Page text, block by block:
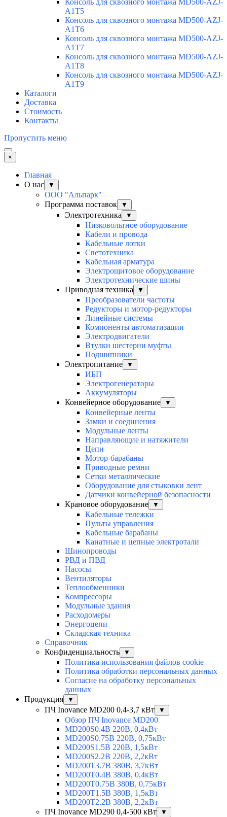
Консоль для сквозного монтажа MD500-AZJ-
A1T5
Консоль для сквозного монтажа MD500-AZJ-
A1T6
Консоль для сквозного монтажа MD500-AZJ-
A1T7
Консоль для сквозного монтажа MD500-AZJ-
A1T8
Консоль для сквозного монтажа MD500-AZJ-
A1T9
Каталоги
Доставка
Стоимость
Контакты
Пропустить меню
×
Главная
О нас
▼
ООО "Альпарк"
Программа поставок
▼
Электротехника ▼
Низковольтное оборудование
Кабели и провода
Кабельные лотки
Светотехника
Кабельная арматура
Электрощитовое оборудование
Электротехнические шины
Приводная техника
▼
Преобразователи частоты
Редукторы и мотор-редукторы
Линейные системы
Компоненты автоматизации
Электродвигатели
Втулки шестерни муфты
Подшипники
Электропитание
▼
ИБП
Электрогенераторы
Аккумуляторы
Конвейерное оборудование
▼
Конвейерные ленты
Замки и соединения
Модульные ленты
Направляющие и натяжители
Цепи
Мотор-барабаны
Приводные ремни
Сетки металлические
Оборудование для стыковки лент
Датчики конвейерной безопасности
Крановое оборудование
▼
Кабельные тележки
Пульты управления
Кабельные барабаны
Канатные и цепные электротали
Шинопроводы
РВД и ПВД
Насосы
Вентиляторы
Теплообменники
Компрессоры
Модульные здания
Расходомеры
Энергоцепи
Складская техника
Справочник
Конфиденциальность
▼
Политика использования файлов cookie
Политика обработки персональных данных
Согласие на обработку персональных
данных
Продукция
▼
ПЧ Inovance MD200 0,4-3,7 кВт ▼
Обзор ПЧ Inovance MD200
MD200S0.4B 220В, 0,4кВт
MD200S0.75B 220В, 0,75кВт
MD200S1.5B 220В, 1,5кВт
MD200S2.2B 220В, 2,2кВт
MD200T3.7B 380В, 3,7кВт
MD200T0.4B 380В, 0,4кВт
MD200T0.75B 380В, 0,75кВт
MD200T1.5B 380В, 1,5кВт
MD200T2.2B 380В, 2,2кВт
ПЧ Inovance MD290 0,4-500 кВт
▼